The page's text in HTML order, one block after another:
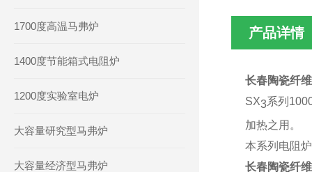
1700度高温马弗炉
1400度节能箱式电阻炉
1200度实验室电炉
大容量研究型马弗炉
大容量经济型马弗炉
产品详情
长春陶瓷纤
SX3系列
加热之用。
本系列电阻
长春陶瓷纤